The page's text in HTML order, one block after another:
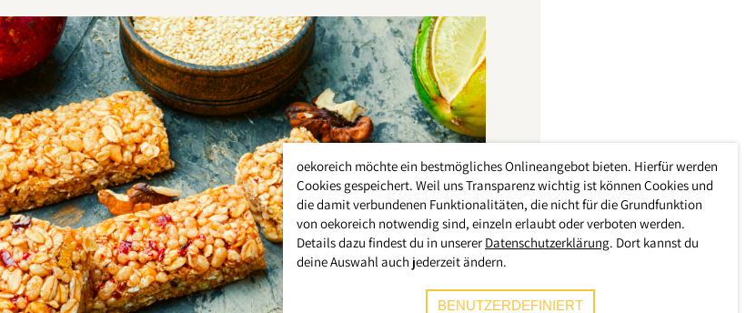
oekoreich möchte ein bestmögliches Onlineangebot bieten. Hierfür werden
Cookies gespeichert. Weil uns Transparenz wichtig ist können Cookies und
die damit verbundenen Funktionalitäten, die nicht für die Grundfunktion
von oekoreich notwendig sind, einzeln erlaubt oder verboten werden.
Details dazu findest du in unserer Datenschutzerklärung. Dort kannst du
deine Auswahl auch jederzeit ändern.
BENUTZERDEFINIERT